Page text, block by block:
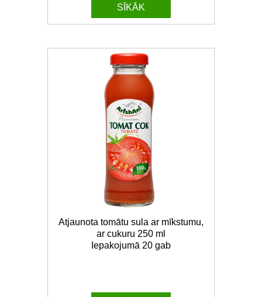
SĪKĀK
Atjaunota tomātu sula ar mīkstumu,
ar cukuru 250 ml
Iepakojumā 20 gab